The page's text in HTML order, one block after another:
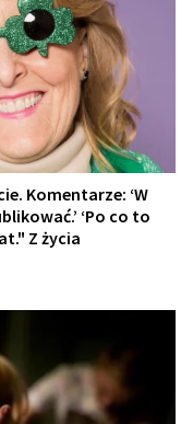
Komentarze: ‘W
‘Po co to
Z życia